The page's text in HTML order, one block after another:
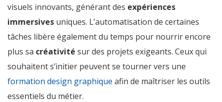
visuels innovants, générant des expériences
immersives uniques. L’automatisation de certaines
tâches libère également du temps pour nourrir encore
plus sa créativité sur des projets exigeants. Ceux qui
souhaitent s’initier peuvent se tourner vers une
formation design graphique afin de maîtriser les outils
essentiels du métier.